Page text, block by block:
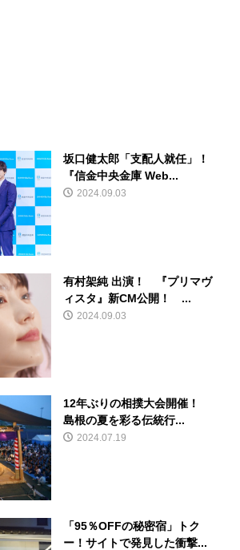
坂口健太郎「支配人就任」！
『信金中央金庫 Web...
2024.09.03
有村架純 出演！ 『プリマヴ
ィスタ』新CM公開！ ...
2024.09.03
12年ぶりの相撲大会開催！
島根の夏を彩る伝統行...
2024.07.19
「95％OFFの秘密宿」トク
ー！サイトで発見した衝撃...